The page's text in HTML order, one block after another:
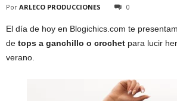
Por ARLECO PRODUCCIONES 0
El día de hoy en Blogichics.com te
de tops a ganchillo o crochet para lucir
verano.